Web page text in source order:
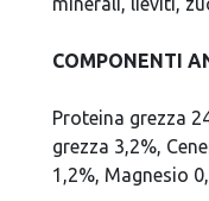
COMPONENTI
Proteina grezza
grezza 3,2%,
1,2%, Magnesio